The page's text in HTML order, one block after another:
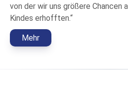
von der wir uns größere Chancen
Kindes erhofften.“
Mehr